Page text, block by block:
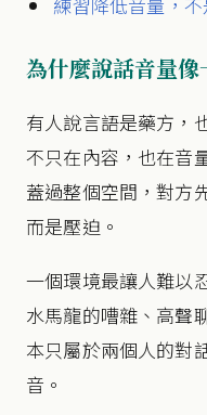
為什麼說話音量
有人說言語是藥方，
不只在內容，也在音
蓋過整個空間，對方
而是壓迫。
一個環境最讓人難以
水馬龍的嘈雜、高聲
本只屬於兩個人的對
音。